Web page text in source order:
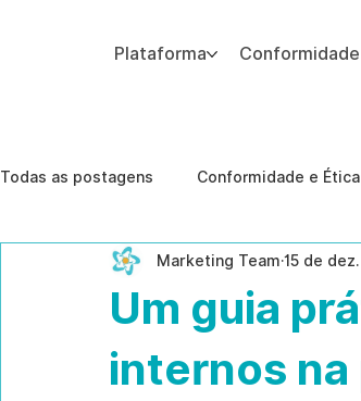
Plataforma Conformidade
Todas as postagens Conformidade e Ética
Segurança Corporativa Tecnologia
Melhores Práticas
Um guia
internos
Marketing Team 15 de